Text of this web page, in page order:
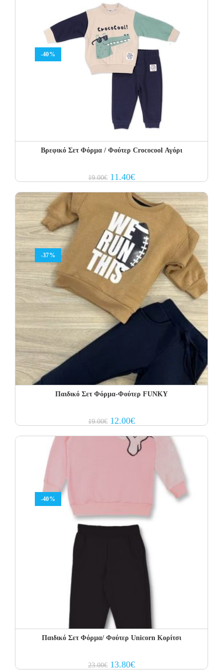
-40%
Βρεφικό Σετ Φόρμα / Φούτερ Crococool Αγόρι
19.00€ Original
price
19.00€.
11.40€Current
price
11.40€.
-37%
Παιδικό Σετ Φόρμα-Φούτερ FUNKY
19.00€ Original
price
19.00€.
12.00€Current
price
12.00€.
-40%
Παιδικό Σετ Φόρμα/ Φούτερ Unicorn Κορίτσι
23.00€ Original
13.80€Current